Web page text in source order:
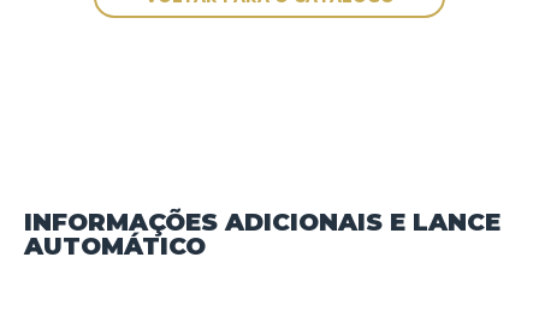
INFORMAÇÕES ADICIONAIS E LANCE
AUTOMÁTICO